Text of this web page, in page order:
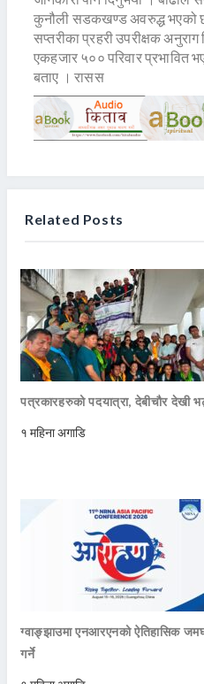
कुनौली सडकखण्ड अवरुद्ध भएको छ
सप्तरीका प्रहरी उपरीक्षक अनुराग
एकहजार ५०० परिवार प्रभावित
बताए । रासस
Related Posts
पत्रकारहरुको पदयात्रा, देबीचौर देखी
१ महिना अगाडि
ग्वाङ्झाउमा एनआरएनको ऐतिहासिक
गर्ने